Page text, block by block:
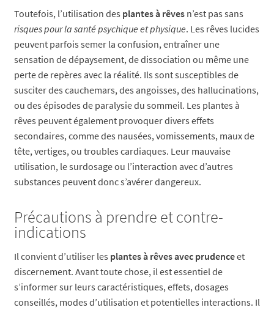
Toutefois, l’utilisation des plantes à rêvesn’est pas sans
risques pour la santé psychique et physique. Les rêves lucides
peuvent parfois semer la confusion, entraîner une
sensation de dépaysement, de dissociation ou même une
perte de repères avec la réalité. Ils sont susceptibles de
susciter des cauchemars, des angoisses, des hallucinations,
ou des épisodes de paralysie du sommeil. Les plantes à
rêves peuvent également provoquer divers effets
secondaires, comme des nausées, vomissements, maux de
tête, vertiges, ou troubles cardiaques. Leur mauvaise
utilisation, le surdosage ou l’interaction avec d’autres
substances peuvent donc s’avérer dangereux.
Précautions à prendre et contre-
indications
Il convient d’utiliser les plantes à rêves avec prudenceet
discernement. Avant toute chose, il est essentiel de
s’informer sur leurs caractéristiques, effets, dosages
conseillés, modes d’utilisation et potentielles interactions. Il